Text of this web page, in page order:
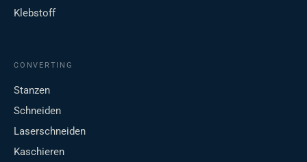
Klebstoff
CONVERTING
Stanzen
Schneiden
Laserschneiden
Kaschieren